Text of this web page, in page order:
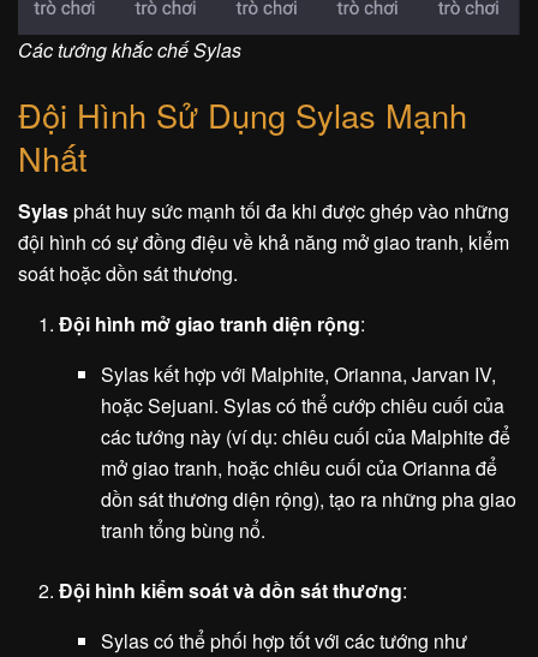
Các tướng khắc chế Sylas
Đội Hình Sử Dụng Sylas Mạnh
Nhất
Sylasphát huy sức mạnh tối đa khi được ghép vào những
đội hình có sự đồng điệu về khả năng mở giao tranh, kiểm
soát hoặc dồn sát thương.
Đội hình mở giao tranh diện rộng:
Sylas kết hợp với Malphite, Orianna, Jarvan IV,
hoặc Sejuani. Sylas có thể cướp chiêu cuối của
các tướng này (ví dụ: chiêu cuối của Malphite để
mở giao tranh, hoặc chiêu cuối của Orianna để
dồn sát thương diện rộng), tạo ra những pha giao
tranh tổng bùng nổ.
Đội hình kiểm soát và dồn sát thương:
Sylas có thể phối hợp tốt với các tướng như